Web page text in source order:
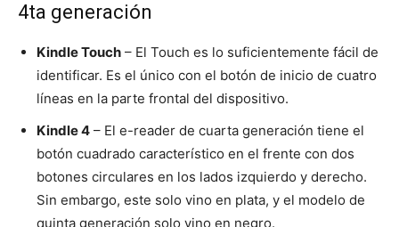
4ta generación
Kindle Touch – El Touch es lo suficientemente fácil de
identificar. Es el único con el botón de inicio de cuatro
líneas en la parte frontal del dispositivo.
Kindle 4 – El e-reader de cuarta generación tiene el
botón cuadrado característico en el frente con dos
botones circulares en los lados izquierdo y derecho.
Sin embargo, este solo vino en plata, y el modelo de
quinta generación solo vino en negro.